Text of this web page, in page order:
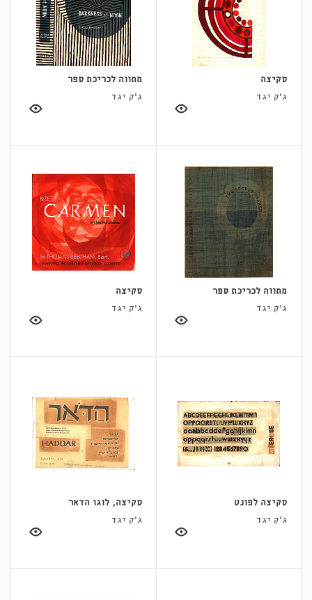
סקיצה
ג'ק יגד
מתווה לכריכת ספר
ג'ק יגד
מתווה לכריכת ספר
ג'ק יגד
סקיצה
ג'ק יגד
סקיצה לפונט
ג'ק יגד
סקיצה, לוגו הדאר
ג'ק יגד